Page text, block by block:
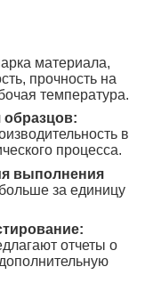
материала,
прочность на
температура.
образцов:
в
процесса.
выполнения
за единицу
отчеты о